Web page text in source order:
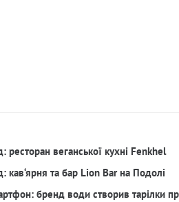
ресторан веганської кухні Fenkhel
кав‘ярня та бар Lion Bar на Подолі
бренд води створив тарілки